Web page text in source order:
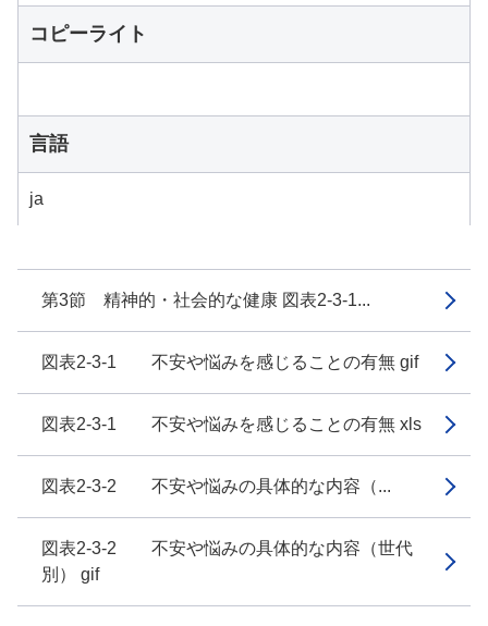
第3節 精神的・社会的な健康 図表2-3-1...
図表2-3-1 不安や悩みを感じることの有無 gif
図表2-3-1 不安や悩みを感じることの有無 xls
図表2-3-2 不安や悩みの具体的な内容（...
図表2-3-2 不安や悩みの具体的な内容（世代
別） gif
コピーライト
言語
ja